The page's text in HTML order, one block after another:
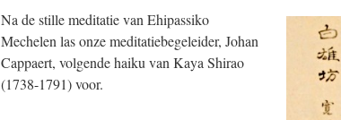
Na de stille meditatie van Ehipassiko
Mechelen las onze meditatiebegeleider, Johan
Cappaert, volgende haiku van Kaya Shirao
(1738-1791) voor.